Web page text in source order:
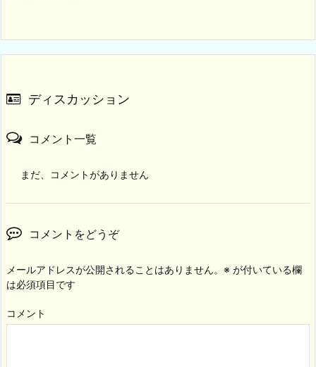
ディスカッション
コメント一覧
まだ、コメントがありません
コメントをどうぞ
メールアドレスが公開されることはありません。 ※ が付いている欄
は必須項目です
コメント